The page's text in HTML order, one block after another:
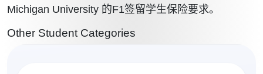
Michigan University 的F1签留学生保险要求。
Other Student Categories